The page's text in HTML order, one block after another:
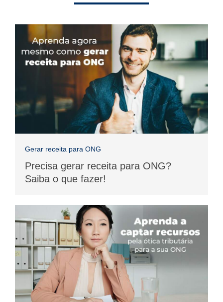
Gerar receita para ONG
Precisa gerar receita para ONG?
Saiba o que fazer!